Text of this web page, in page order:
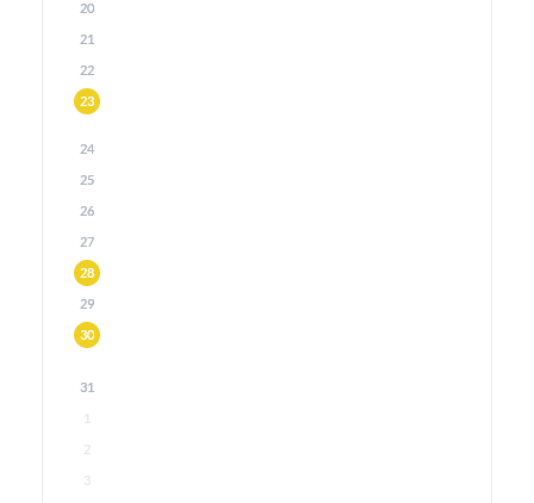
20
21
22
23
24
25
26
27
28
29
30
31
1
2
3